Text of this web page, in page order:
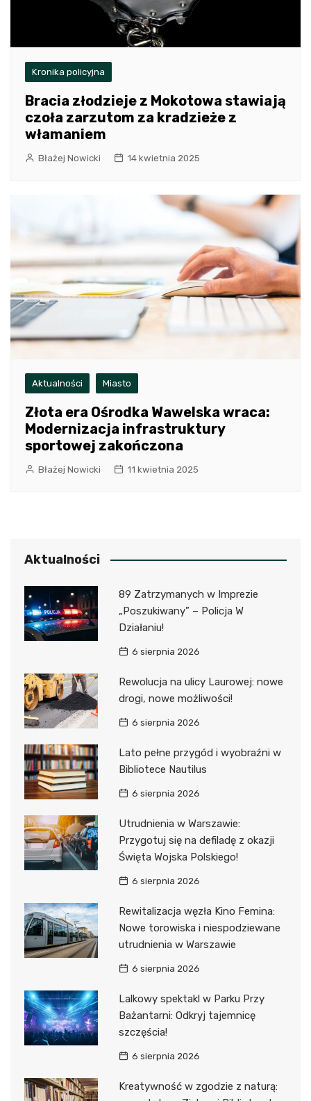
Kronika policyjna
Bracia złodzieje z Mokotowa stawiają
czoła zarzutom za kradzieże z
włamaniem
Błażej Nowicki 14 kwietnia 2025
Aktualności Miasto
Złota era Ośrodka Wawelska wraca:
Modernizacja infrastruktury
sportowej zakończona
Błażej Nowicki 11 kwietnia 2025
Aktualności
89 Zatrzymanych w Imprezie
„Poszukiwany” – Policja W
Działaniu!
6 sierpnia 2026
Rewolucja na ulicy Laurowej: nowe
drogi, nowe możliwości!
6 sierpnia 2026
Lato pełne przygód i wyobraźni w
Bibliotece Nautilus
6 sierpnia 2026
Utrudnienia w Warszawie:
Przygotuj się na defiladę z okazji
Święta Wojska Polskiego!
6 sierpnia 2026
Rewitalizacja węzła Kino Femina:
Nowe torowiska i niespodziewane
utrudnienia w Warszawie
6 sierpnia 2026
Lalkowy spektakl w Parku Przy
Bażantarni: Odkryj tajemnicę
szczęścia!
6 sierpnia 2026
Kreatywność w zgodzie z naturą: